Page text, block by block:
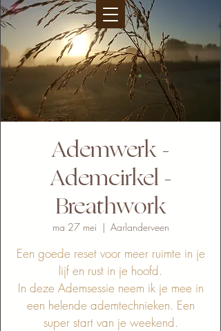
Ademwerk -
Ademcirkel -
Breathwork
ma 27 mei
  |
Aarlanderveen
Een goede reset voor meer ruimte in je
lijf en rust in je hoofd.
In deze Ademsessie neem ik je mee in
een helende ademtechnieken. Een
super start van je weekend.